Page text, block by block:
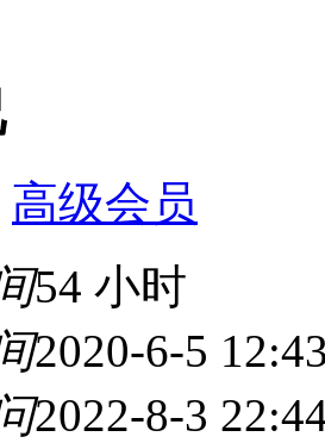
高级会员
54 小时
2020-6-5
2022-8-3